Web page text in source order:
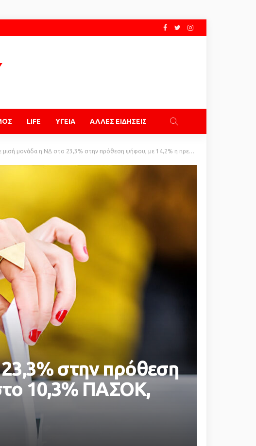
LIFE ΥΓΕΙΑ ΑΛΛΕΣ ΕΙΔΗΣΕΙΣ
η ΝΔ στο 23,3% στην πρόθεση ψήφου, με 14,2% η πρεμιέρα Τσίπρα, στο 10,3% ΠΑΣΟΚ, χάνει σχεδόν δύο μονάδες
στην πρόθεση
10,3% ΠΑΣΟΚ,